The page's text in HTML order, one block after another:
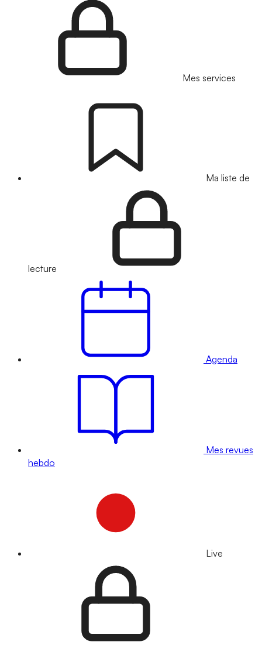
Mes services
Ma liste de
lecture
Agenda
Mes revues
hebdo
Live